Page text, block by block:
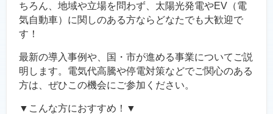
ちろん、地域や立場を問わず、太陽光発電やEV（電
気自動車）に関しのある方ならどなたでも大歓迎で
す！
最新の導入事例や、国・市が進める事業についてご説
明します。電気代高騰や停電対策などでご関心のある
方は、ぜひこの機会にご参加ください。
▼こんな方におすすめ！▼